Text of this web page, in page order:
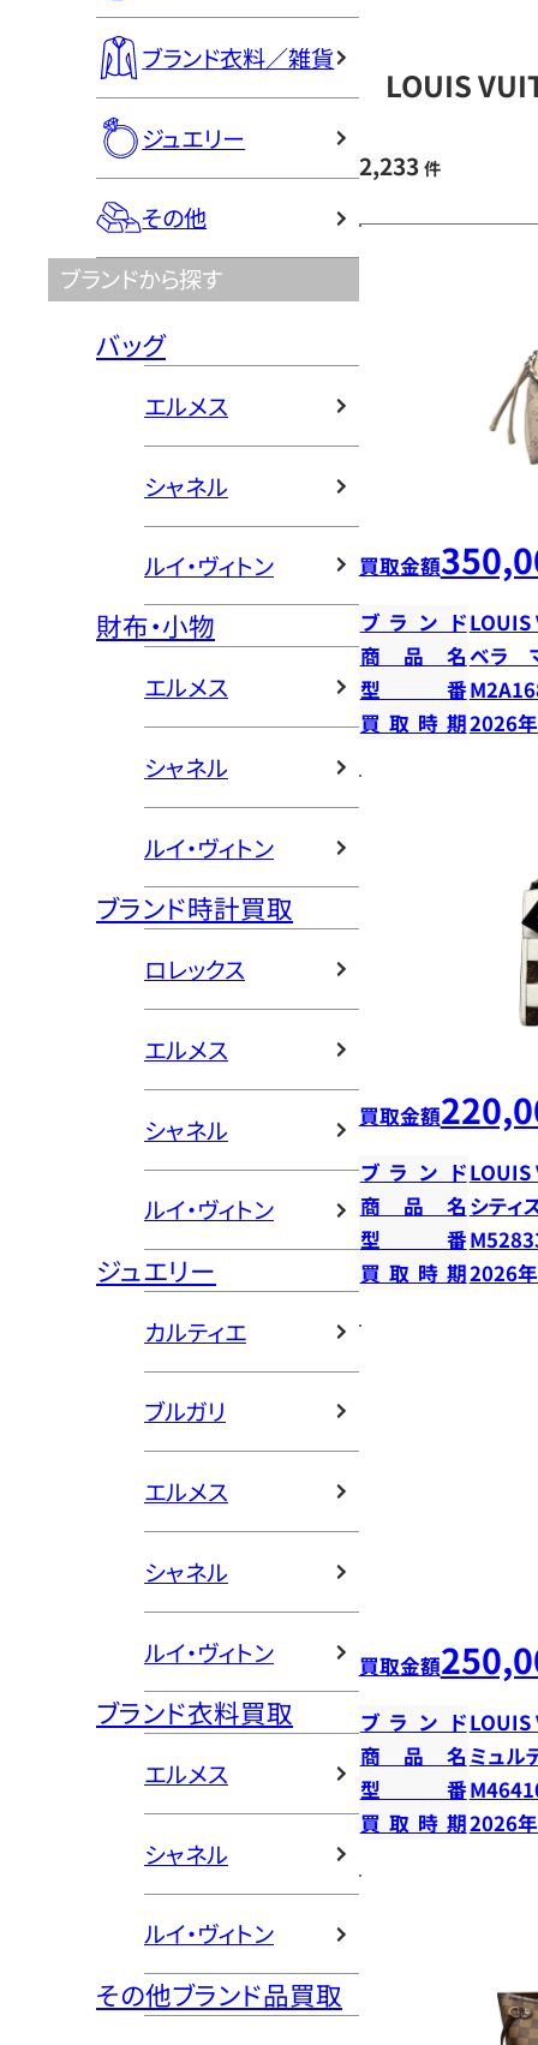
ブランド衣料／雑貨
ジュエリー
その他
ブランドから探す
バッグ
エルメス
シャネル
ルイ・ヴィトン
財布・小物
エルメス
シャネル
ルイ・ヴィトン
ブランド時計買取
ロレックス
エルメス
シャネル
ルイ・ヴィトン
ジュエリー
カルティエ
ブルガリ
エルメス
シャネル
ルイ・ヴィトン
ブランド衣料買取
エルメス
シャネル
ルイ・ヴィトン
その他ブランド品買取
LOUIS
2,233 件
買取金額
ブランドLOUIS
商品名ベラ
型番
買取時期2026
買取金額
ブランドLOUIS
商品名 シティ
型番
買取時期2026
買取金額
ブランドLOUIS
商品名 ミュル
型番
買取時期2026